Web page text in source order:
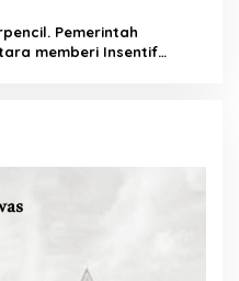
Pemerintah
memberi Insentif